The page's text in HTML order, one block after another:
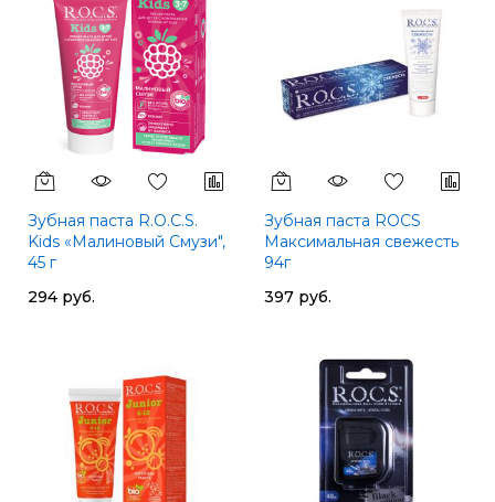
Зубная паста R.O.C.S.
Kids «Малиновый Смузи",
45 г
294 руб.
Зубная паста ROCS
Максимальная свежесть
94г
397 руб.